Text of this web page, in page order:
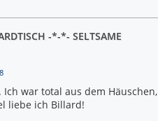
-*-*- SELTSAME
war total aus dem Häuschen,
liebe ich Billard!